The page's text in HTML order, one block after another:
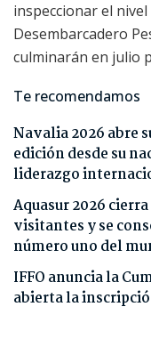
inspeccionar el
Desembarcadero
culminarán en julio
Te recomendamos
Navalia 2026 abre
edición desde su
liderazgo
Aquasur 2026
visitantes y se
número uno del
IFFO anuncia la
abierta la